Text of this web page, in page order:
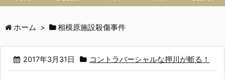
ホーム > 相模原施設殺傷事件
2017年3月31日 コントラバーシャルな押川が斬る！